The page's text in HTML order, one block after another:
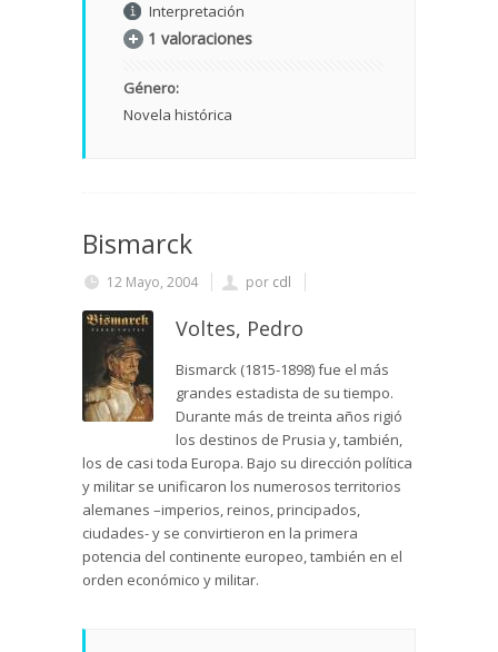
Interpretación
1 valoraciones
Género:
Novela histórica
Bismarck
12 Mayo, 2004 por cdl
Voltes, Pedro
Bismarck (1815-1898) fue el más
grandes estadista de su tiempo.
Durante más de treinta años rigió
los destinos de Prusia y, también,
los de casi toda Europa. Bajo su dirección política
y militar se unificaron los numerosos territorios
alemanes –imperios, reinos, principados,
ciudades- y se convirtieron en la primera
potencia del continente europeo, también en el
orden económico y militar.